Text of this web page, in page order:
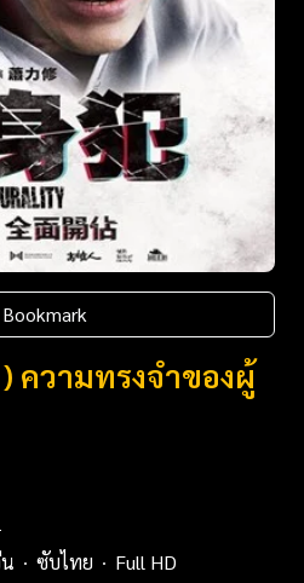
Bookmark
ความทรงจำของผู้
ซับไทย
Full HD